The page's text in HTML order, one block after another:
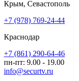
Крым, Севастополь
+7 (978) 769-24-44
Краснодар
+7 (861) 290-64-46
пн-пт: 9.00 - 19.00
info@securtv.ru